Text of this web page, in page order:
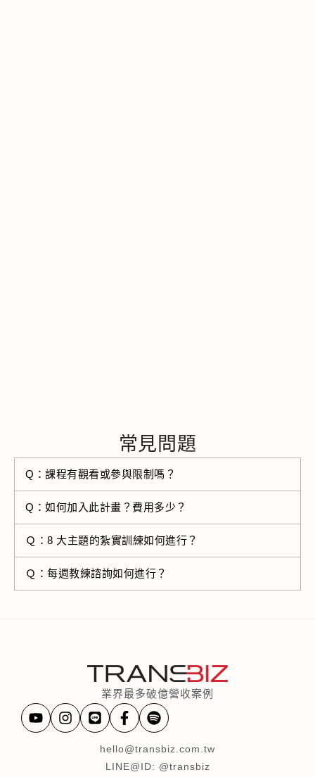
常見問題
Q：課程有觀看或參與限制嗎？
Q：如何加入此計畫？費用多少？
Ｑ：8 大主題的紮實訓練如何進行？
Ｑ：每週教練諮詢如何進行？
業界最多破億營收案例
hello@transbiz.com.tw
LINE@ID: @transbiz